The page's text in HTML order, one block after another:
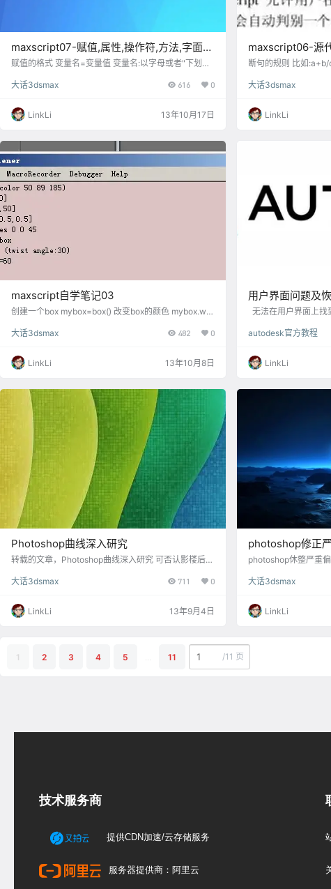
maxscript07-赋值,属性,操作符,方法,字面变
量
​赋值的格式 变量名=变量值 变量名:以字母或者"下划
都可以 例如mybox="这是一个盒子" 另外变量名称是不
而数据和"对象"属于同一个概念, 那类也称之为对象类
型. 比如box…
大话3dsmax 616 0
LinkLi 13年10月17日
maxscript06-源
断句的规则 比如
d/a 则会出现错误的
达式 如果是真的想要
那样可以在第一句 的
大话3dsmax
LinkLi
maxscript自学笔记03
创建一个box mybox=box() 改变box的颜色 mybox.wir
mybox.pos=[50,0,0]这个位置是物体的绝对位置 改变
[1.5,1.5,1.5] 移动box, 书写格式 move 变量名 中括号内
填写参数,参数逗号隔开 move m…
大话3dsmax 482 0
LinkLi 13年10月8日
用户界面问题及
无法在用户界面上找
是如此全神贯注于自
节讲述的是几个常见
的方法。 问题及解决
换 Gizmo 丢失 工具
autodesk官方教程
LinkLi
Photoshop曲线深入研究
转载的文章，Photoshop曲线深入研究 可否认影楼后期
工作要求做到快、稳、准。快就是速度要快，PS过程中
同类型照片(如同一主题)不能调的差异太大;准就要求和
选片员和摄影师沟通把握当地顾客需求。 如果像很多所
大话3dsmax 711 0
LinkLi 13年9月4日
photoshop修正
photoshop休整严重
具备的3C电子产品，
浑然忘我，但回家正
时，才发现照片怎么
大话3dsmax
LinkLi
1 2 3 4 5 11 /11 页
技术服务商
提供CDN加速/云存储服务
服务器提供商：阿里云